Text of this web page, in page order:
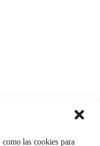
las cookies para